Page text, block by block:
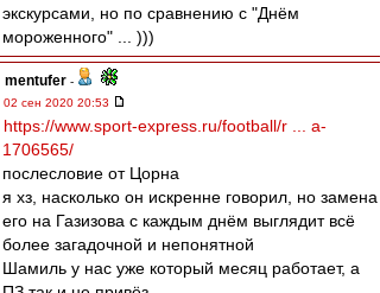
экскурсами, но по сравнению с "Днём
мороженного" ... )))
mentufer -
02 сен 2020 20:53
https://www.sport-express.ru/football/r ... a-
1706565/
послесловие от Цорна
я хз, насколько он искренне говорил, но замена
его на Газизова с каждым днём выглядит всё
более загадочной и непонятной
Шамиль у нас уже который месяц работает, а